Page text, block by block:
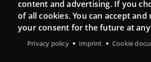
content and advertising. If you
of all cookies. You can accept
your consent for the future at
Privacy policy Imprint Cookie